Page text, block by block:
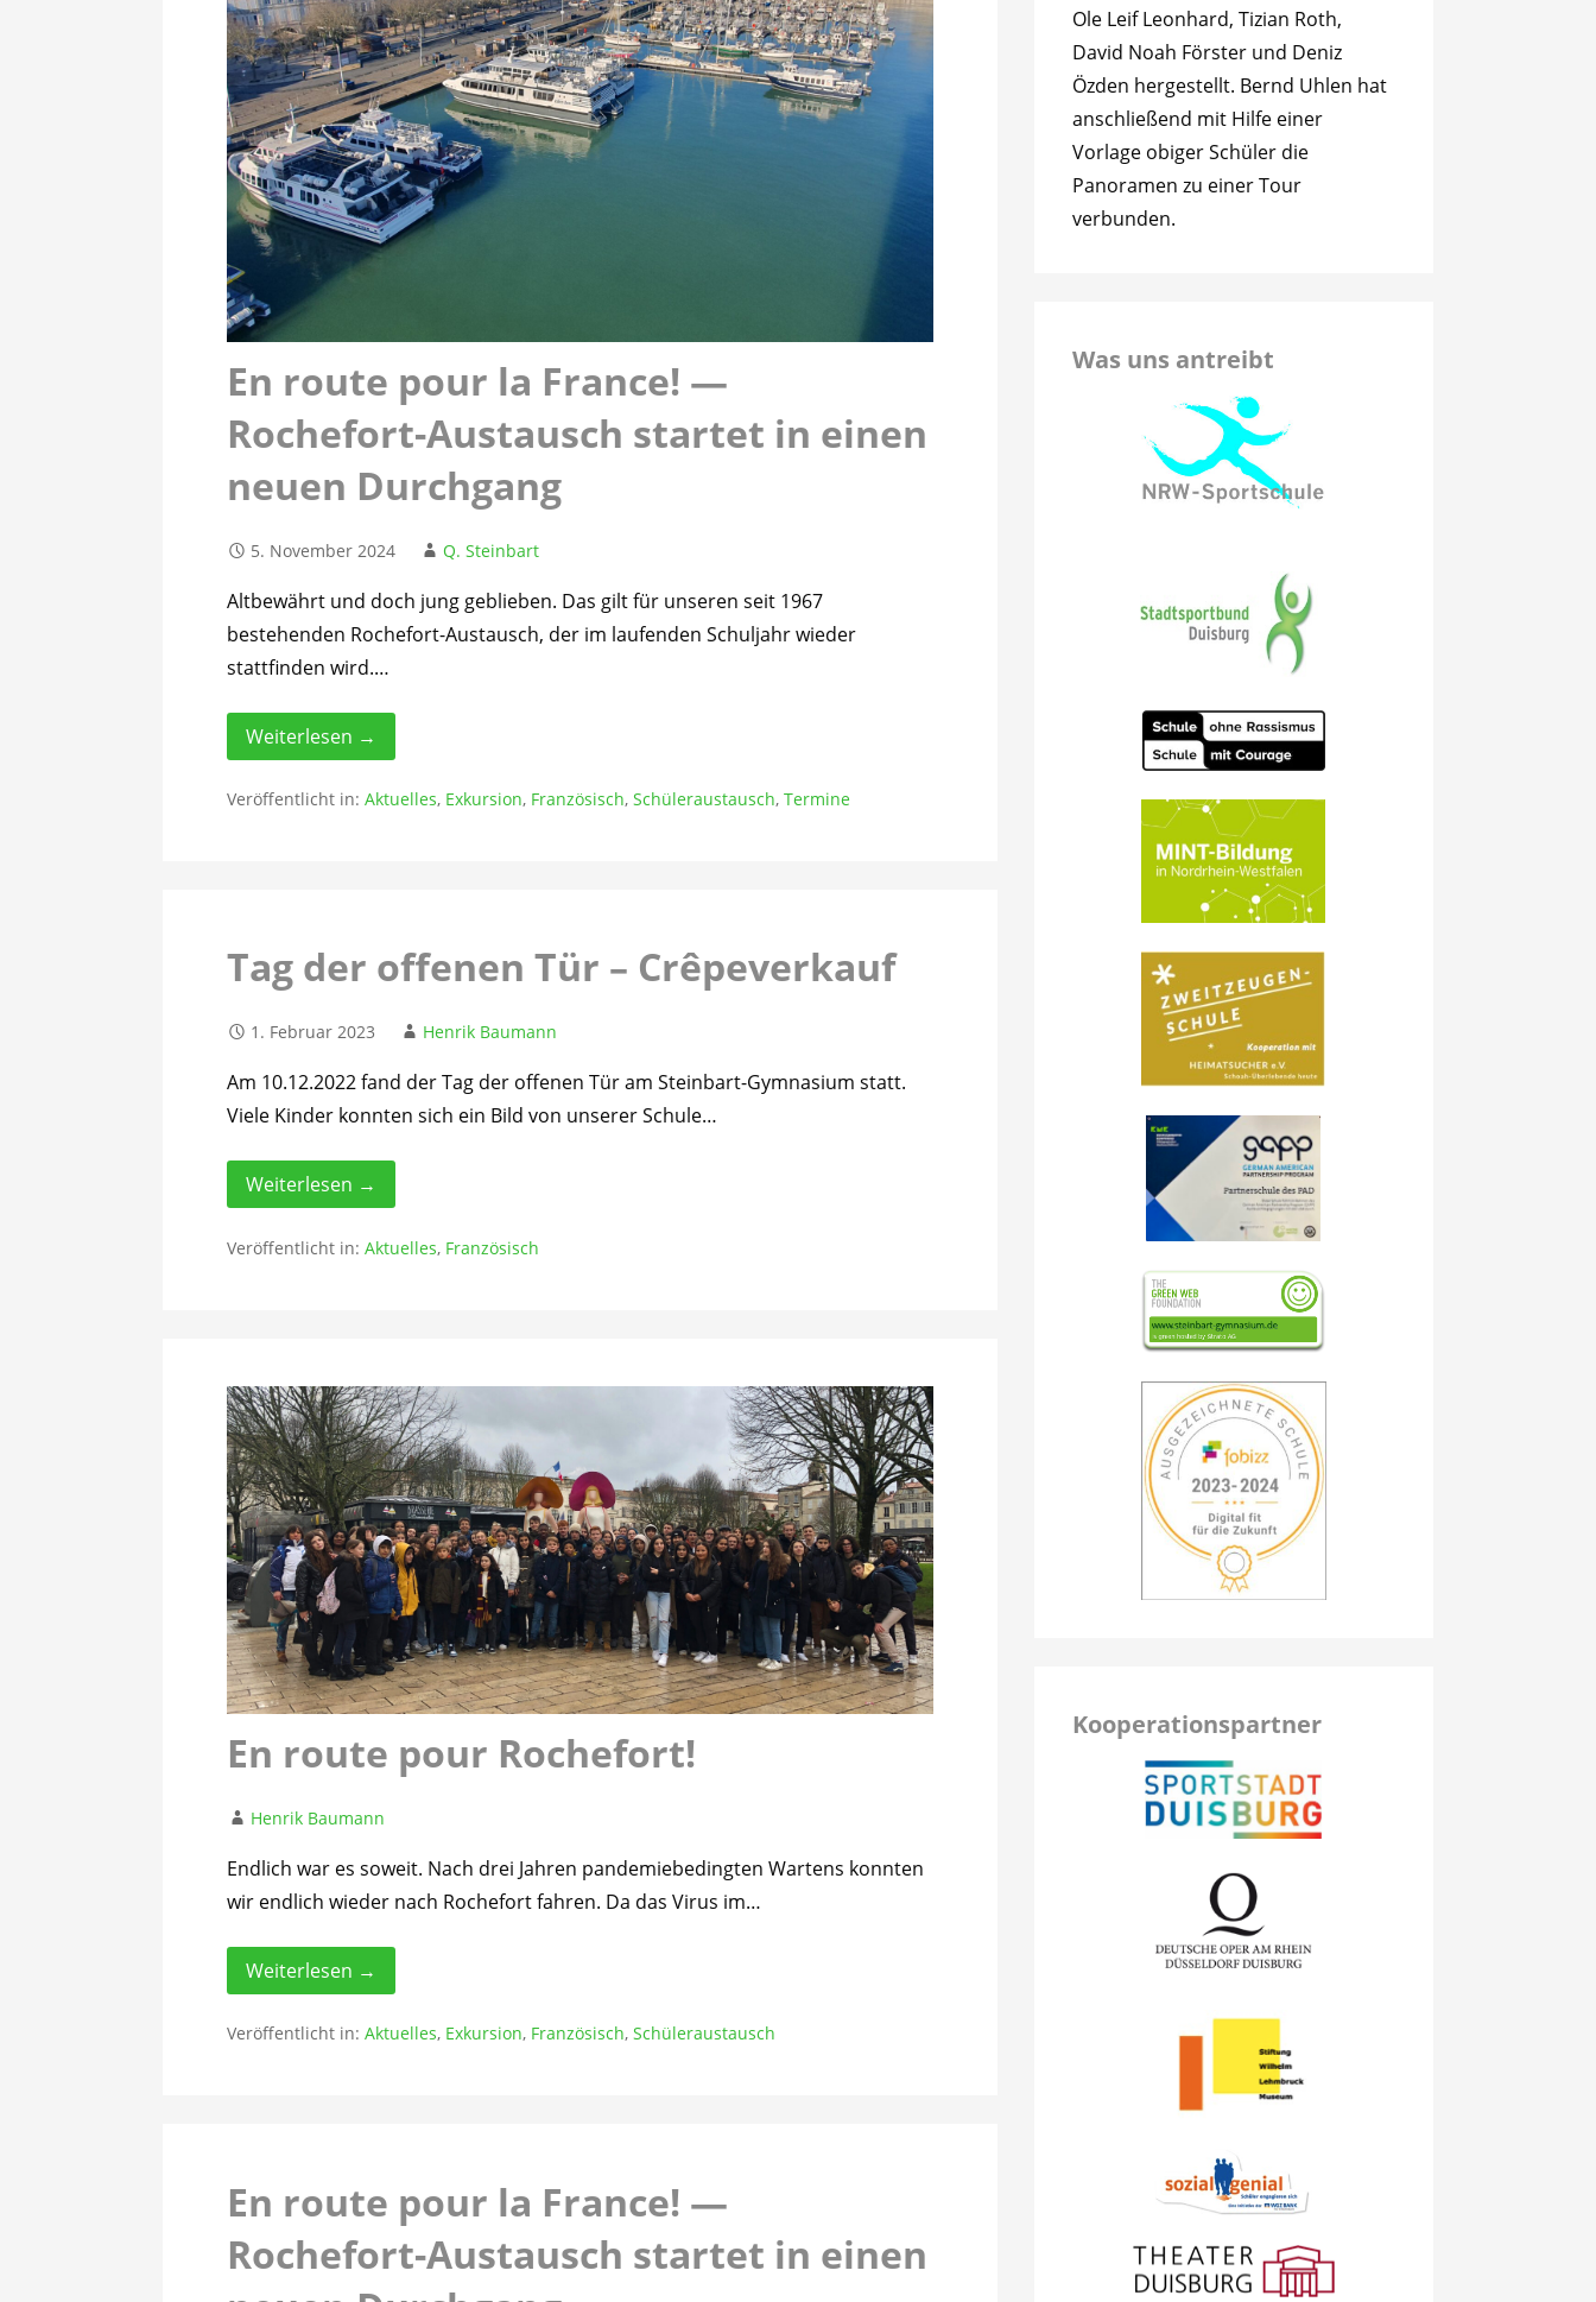
En route pour la France! —
Rochefort-Austausch startet in einen
neuen Durchgang
5. November 2024 Q. Steinbart
Altbewährt und doch jung geblieben. Das gilt für unseren seit 1967
bestehenden Rochefort-Austausch, der im laufenden Schuljahr wieder
stattfinden wird.…
Weiterlesen →
Veröffentlicht in:Aktuelles, Exkursion, Französisch,Schüleraustausch,Termine
Tag der offenen Tür – Crêpeverkauf
1. Februar 2023 Henrik Baumann
Am 10.12.2022 fand der Tag der offenen Tür am Steinbart-Gymnasium statt.
Viele Kinder konnten sich ein Bild von unserer Schule…
Weiterlesen →
Veröffentlicht in:Aktuelles, Französisch
En route pour Rochefort!
Henrik Baumann
Endlich war es soweit. Nach drei Jahren pandemiebedingten Wartens konnten
wir endlich wieder nach Rochefort fahren. Da das Virus im…
Weiterlesen →
Veröffentlicht in:Aktuelles, Exkursion, Französisch,Schüleraustausch
En route pour la France! —
Rochefort-Austausch startet in einen
Ole Leif Leonhard, Tizian Roth,
David Noah Förster und Deniz
Özden hergestellt. Bernd Uhlen hat
anschließend mit Hilfe einer
Vorlage obiger Schüler die
Panoramen zu einer Tour
verbunden.
Was uns antreibt
Kooperationspartner